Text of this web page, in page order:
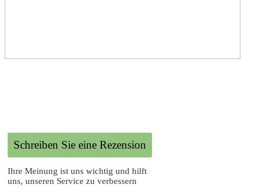
Ihre Meinung ist uns wichtig und hilft
uns, unseren Service zu verbessern